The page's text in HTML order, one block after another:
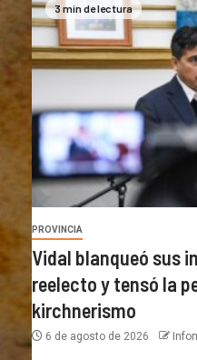
3 min de lectura
PROVINCIA
Vidal blanqueó sus
reelecto y tensó la
kirchnerismo
6 de agosto de 2026